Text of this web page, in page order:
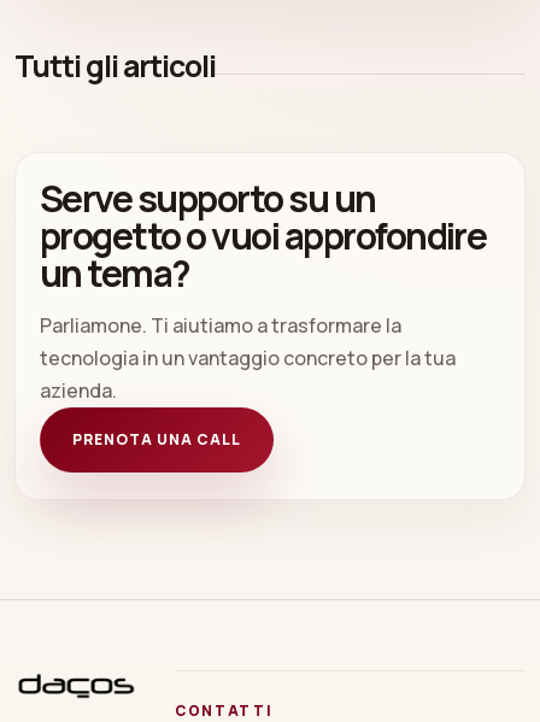
Tutti gli articoli
Serve supporto su un
progetto o vuoi approfondire
un tema?
Parliamone. Ti aiutiamo a trasformare la
tecnologia in un vantaggio concreto per la tua
azienda.
PRENOTA UNA CALL
CONTATTI